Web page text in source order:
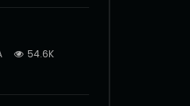
54.6K